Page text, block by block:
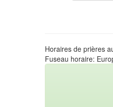
Horaires de prières
Fuseau horaire: